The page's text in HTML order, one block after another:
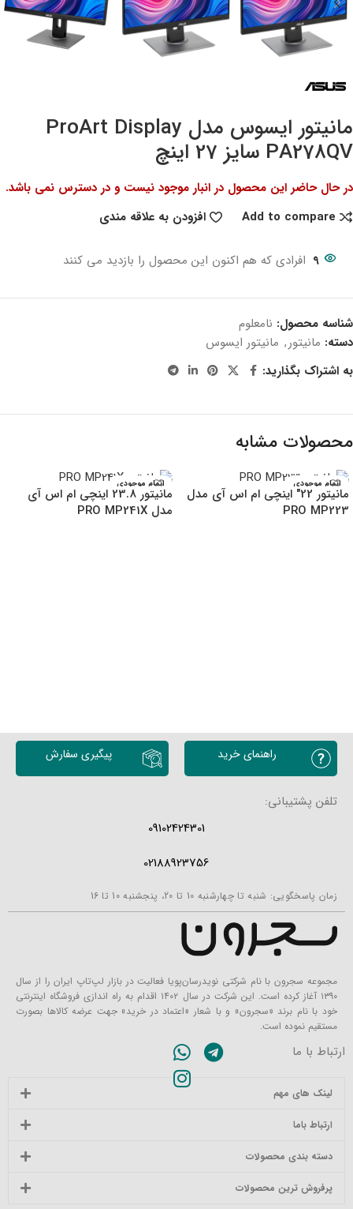
مانیتور ایسوس مدل ProArt Display
PA278QV سایز 27 اینچ
در حال حاضر این محصول در انبار موجود نیست و در دسترس نمی باشد.
Add to compare
افزودن به علاقه مندی
9 افرادی که هم اکنون این محصول را بازدید می کنند
شناسه محصول: نامعلوم
دسته: مانیتور, مانیتور ایسوس
به اشتراک بگذارید:
محصولات مشابه
اتمام موجودی
مانیتور 22″ اینچی ام اس آی مدل
PRO MP223
اتمام موجودی
مانیتور 23.8 اینچی ام اس آی
مدل PRO MP241X
راهنمای خرید پیگیری سفارش
تلفن پشتیبانی:
09102424301
02188923756
زمان پاسخگویی: شنبه تا چهارشنبه 10 تا 20، پنجشنبه 10 تا 16
مجموعه سجرون با نام شرکتی نویدرسان‌پویا فعالیت در بازار لپ‌تاپ ایران را از سال
۱۳۹۰ آغاز کرده است. این شرکت در سال ۱۴۰۲ اقدام به راه اندازی فروشگاه اینترنتی
خود با نام برند «سجرون» و با شعار «اعتماد در خرید» جهت عرضه کالاها بصورت
مستقیم نموده است.
ارتباط با ما
لینک های مهم
ارتباط باما
دسته بندی محصولات
پرفروش ترین محصولات